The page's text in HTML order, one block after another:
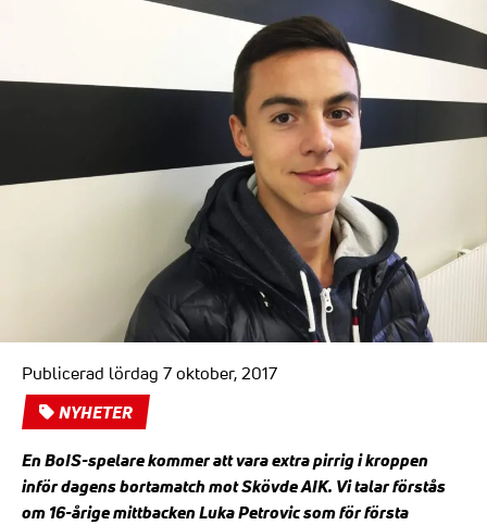
Publicerad lördag 7 oktober, 2017
NYHETER
En BoIS-spelare kommer att vara extra pirrig i kroppen
inför dagens bortamatch mot Skövde AIK. Vi talar förstås
om 16-årige mittbacken Luka Petrovic som för första